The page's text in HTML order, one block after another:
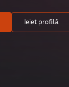
Ieiet profilā